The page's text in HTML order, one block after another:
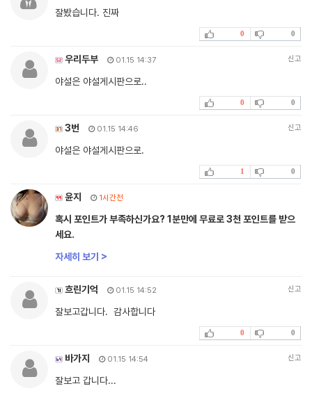
잘봤습니다. 진짜
0 0
우리두부 01.15 14:37 신고
야설은 야설게시판으로..
0 0
3번 01.15 14:46 신고
야설은 야설게시판으로.
1 0
윤지 1시간전
혹시 포인트가 부족하신가요? 1분만에 무료로 3천 포인트를 받으
세요.
자세히 보기 >
흐린기억 01.15 14:52 신고
잘보고갑니다. 감사합니다
0 0
바가지 01.15 14:54 신고
잘보고 갑니다...